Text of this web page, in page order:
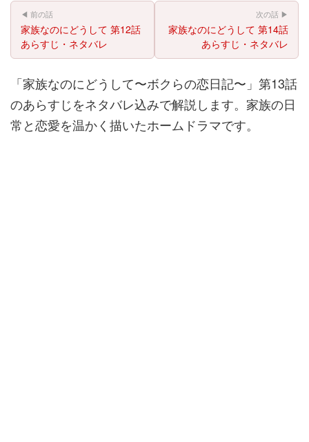
◀ 前の話
家族なのにどうして 第12話
あらすじ・ネタバレ
次の話 ▶
家族なのにどうして 第14話
あらすじ・ネタバレ
「家族なのにどうして〜ボクらの恋日記〜」第13話
のあらすじをネタバレ込みで解説します。家族の日
常と恋愛を温かく描いたホームドラマです。